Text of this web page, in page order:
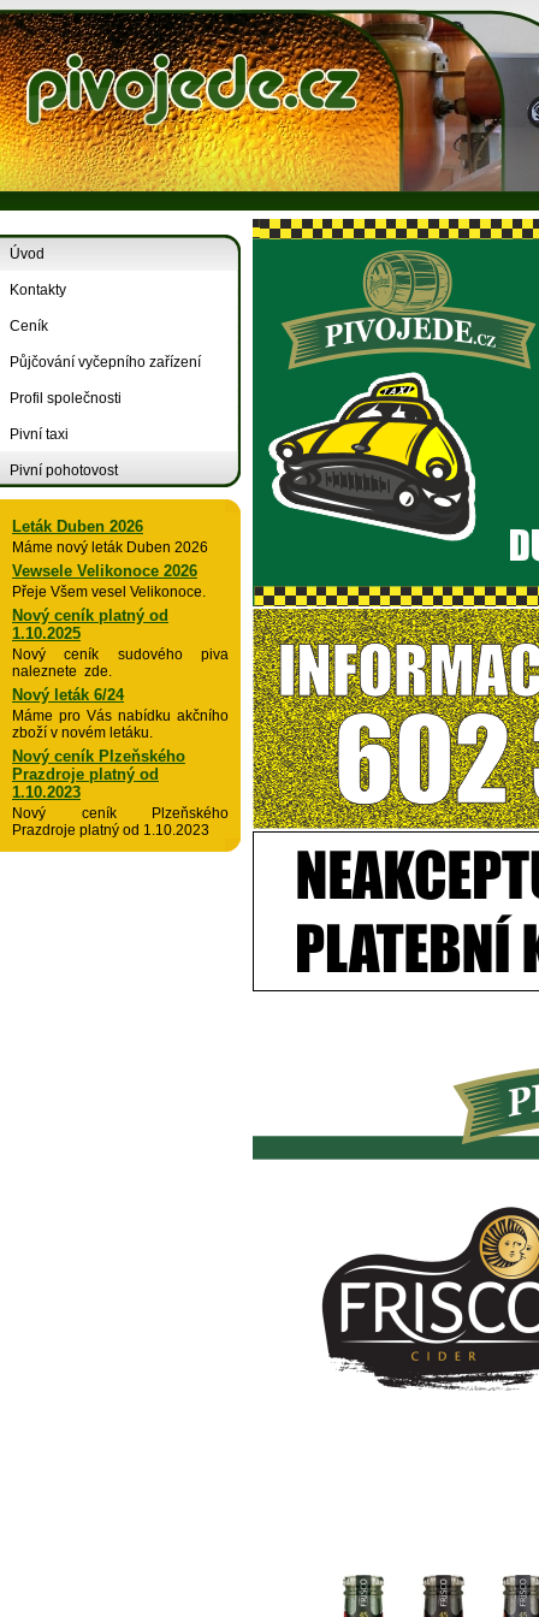
Úvod
Kontakty
Ceník
Půjčování vyčepního zařízení
Profil společnosti
Pivní taxi
Pivní pohotovost
Leták Duben 2026
Máme nový leták Duben 2026
Vewsele Velikonoce 2026
Přeje Všem vesel Velikonoce.
Nový ceník platný od
1.10.2025
Nový ceník sudového piva
naleznete zde.
Nový leták 6/24
Máme pro Vás nabídku akčního
zboží v novém letáku.
Nový ceník Plzeňského
Prazdroje platný od
1.10.2023
Nový ceník Plzeňského
Prazdroje platný od 1.10.2023